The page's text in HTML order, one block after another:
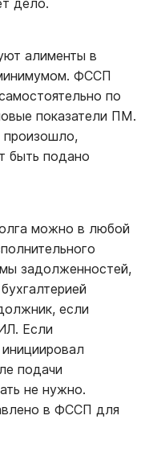
дело.
алименты в
ФССП
по
показатели ПМ.
произошло,
быть подано
можно в любой
задолженностей,
если
Если
подачи
не нужно.
в ФССП для